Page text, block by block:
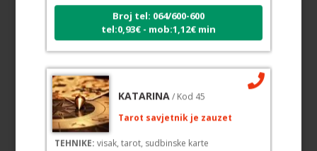
Broj tel: 064/600-600
tel:0,93€ - mob:1,12€ min
TEHNIKE:visak, tarot, sudbinske karte